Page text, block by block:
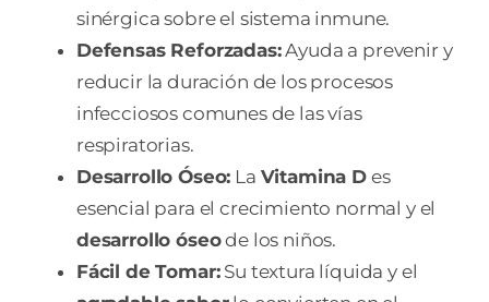
sinérgica sobre el sistema inmune.
Defensas Reforzadas:Ayuda a prevenir y
reducir la duración de los procesos
infecciosos comunes de las vías
respiratorias.
Desarrollo Óseo: La Vitamina Des
esencial para el crecimiento normal y el
desarrollo óseode los niños.
Fácil de Tomar:Su textura líquida y el